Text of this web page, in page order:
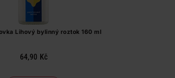
Lihový bylinný roztok 160 ml
64,90 Kč